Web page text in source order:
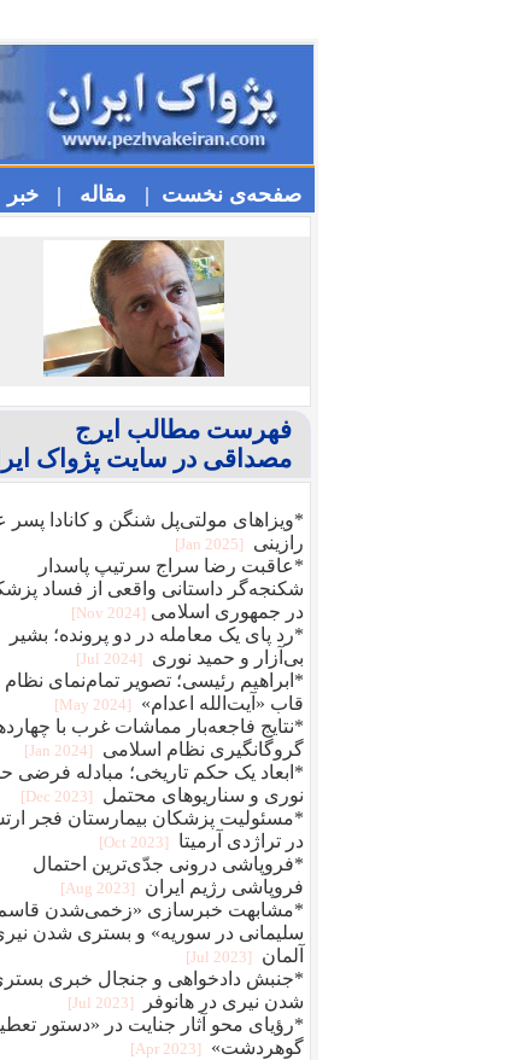
صفحه‌ی نخست | مقاله |
فهرست مطالب ایرج
مصداقی در سایت پژواک
*ویزا‌های مولتی‌پل شنگن و کانادا پسر
رازینی
[2025 Jan]
*عاقبت رضا سراج سرتيپ پاسدار
شکنجه‌گر داستانی واقعی از فساد
در جمهوری اسلامی [2024 Nov]
*رد پای یک معامله در دو پرونده؛ بشیر
بی‌آزار و حمید نوری
[2024 Jul]
*ابراهیم رئیسی؛ تصویر تمام‌نمای نظام
قاب «آیت‌الله اعدام»
[2024 May]
*نتایج فاجعه‌بار مماشات غرب با
گروگانگیری نظام اسلامی
[2024 Jan]
*ابعاد یک حکم تاریخی؛ مبادله فرضی
نوری و سناریوهای محتمل
[2023 Dec]
*مسئولیت پزشکان بیمارستان فجر
در تراژدی آرمیتا
[2023 Oct]
*فروپاشی درونی جدّی‌ترین احتمال
فروپاشی رژیم ایران
[2023 Aug]
*مشابهت خبرسازی «زخمی‌شدن
سلیمانی در سوریه» و بستری شدن
آلمان
[2023 Jul]
*جنبش دادخواهی و جنجال خبری
شدن نیری در هانوفر
[2023 Jul]
*رؤیای محو آثار جنایت در «دستور
گوهردشت»
[2023 Apr]